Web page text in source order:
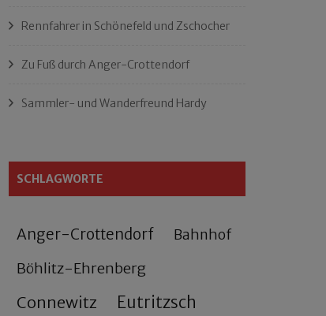
Rennfahrer in Schönefeld und Zschocher
Zu Fuß durch Anger-Crottendorf
Sammler- und Wanderfreund Hardy
SCHLAGWORTE
Anger-Crottendorf Bahnhof
Böhlitz-Ehrenberg
Connewitz Eutritzsch